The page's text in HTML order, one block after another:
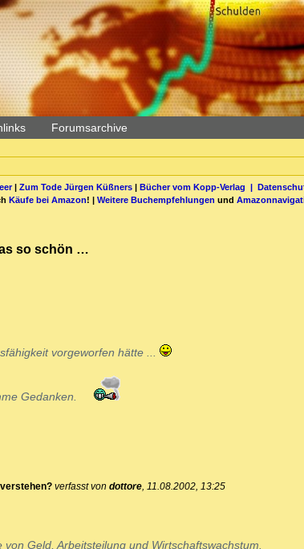
Forumsarchive
| Zum Tode Jürgen Küßners| Bücher vom Kopp-Verlag |
Käufe bei Amazon! | Weitere Buchempfehlungen und
so schön …
vorgeworfen hätte ...
Gedanken.
verfasst von dottore , 11.08.2002, 13:25
Geld, Arbeitsteilung und Wirtschaftswachstum.